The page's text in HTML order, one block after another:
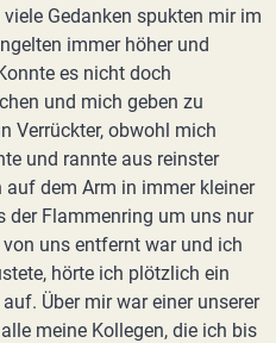
Gedanken spukten mir im
immer höher und
es nicht doch
und mich geben zu
Verrückter, obwohl mich
und rannte aus reinster
dem Arm in immer kleiner
der Flammenring um uns nur
uns entfernt war und ich
hörte ich plötzlich ein
Über mir war einer unserer
meine Kollegen, die ich bis